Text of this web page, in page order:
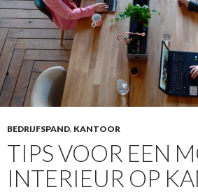
BEDRIJFSPAND, KANTOOR
TIPS VOOR EEN
INTERIEUR OP